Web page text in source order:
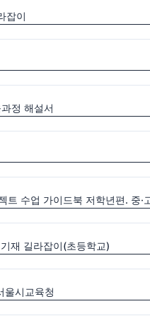
잡이
정 해설서
트 수업 가이드북 저학년편. 중·
재 길라잡이(초등학교)
시교육청